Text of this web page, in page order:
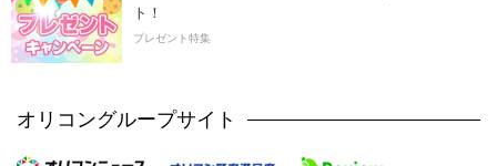
ト！
プレゼント特集
オリコングループサイト